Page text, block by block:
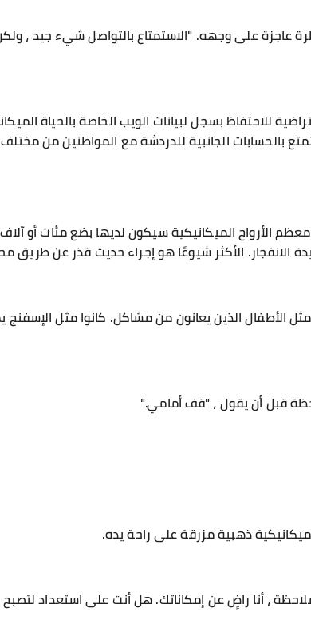
عاجزة على وجهه. "الاستمتاع بالتواصل شيء جيد ،
للاحتفاظ بسجل لبيانات الويب الخاصة بالحياة
بالحسابات الجانبية للدردشة مع المواطنين من
الأرواح الميكانيكية سيكون لديها بضع مئات أو
الأكثر شيوعًا هو إجراء حديث قذر عن طريق
مثل الأطفال الذين يعانون من مشاكل. كانوا مثل
قبل أن يقول ، "قف أمامي."
ذهبية مزرقة على راحة يده.
، أنا راضٍ عن إمكاناتك. هل أنت على استعداد